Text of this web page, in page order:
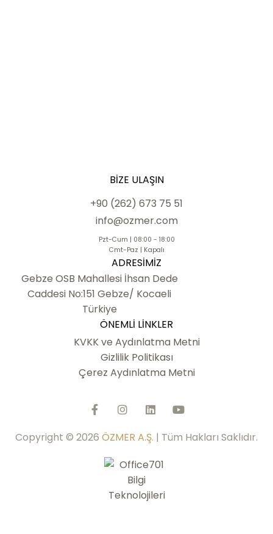
BIZE ULAŞIN
+90 (262) 673 75 51
info@ozmer.com
Pzt-Cum | 08:00 - 18:00
Cmt-Paz | Kapalı
ADRESIMIZ
Gebze OSB Mahallesi İhsan Dede
Caddesi No:151 Gebze/ Kocaeli
Türkiye
ÖNEMLI LINKLER
KVKK ve Aydınlatma Metni
Gizlilik Politikası
Çerez Aydınlatma Metni
Copyright © 2026 ÖZMER A.Ş. | Tüm Hakları Saklıdır.